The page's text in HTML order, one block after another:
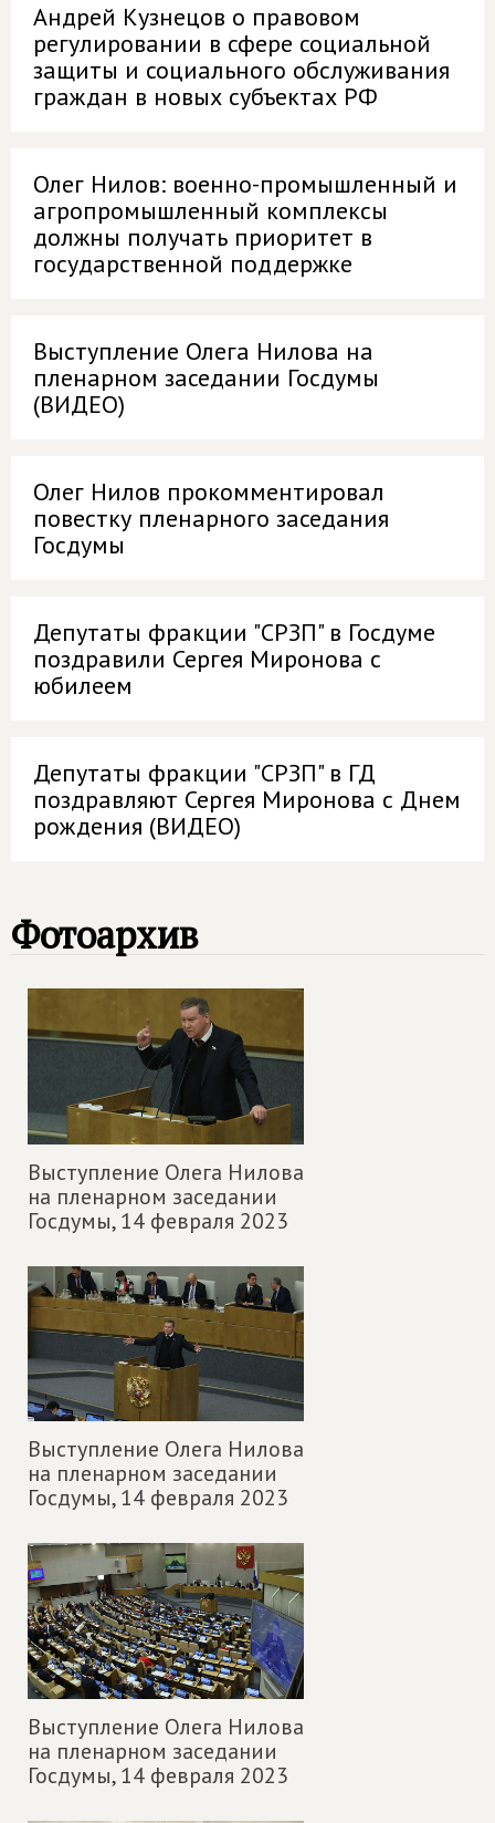
Андрей Кузнецов о правовом
регулировании в сфере социальной
защиты и социального обслуживания
граждан в новых субъектах РФ
Олег Нилов: военно-промышленный и
агропромышленный комплексы
должны получать приоритет в
государственной поддержке
Выступление Олега Нилова на
пленарном заседании Госдумы
(ВИДЕО)
Олег Нилов прокомментировал
повестку пленарного заседания
Госдумы
Депутаты фракции "СРЗП" в Госдуме
поздравили Сергея Миронова с
юбилеем
Депутаты фракции "СРЗП" в ГД
поздравляют Сергея Миронова с Днем
рождения (ВИДЕО)
Фотоархив
Выступление Олега Нилова
на пленарном заседании
Госдумы,14 февраля 2023
Выступление Олега Нилова
на пленарном заседании
Госдумы,14 февраля 2023
Выступление Олега Нилова
на пленарном заседании
Госдумы,14 февраля 2023